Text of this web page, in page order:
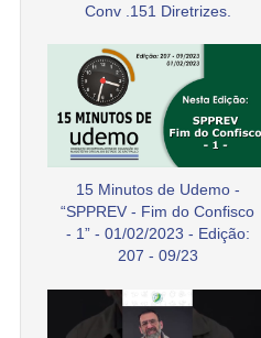
Conv .151 Diretrizes.
15 Minutos de Udemo -
“SPPREV - Fim do Confisco
- 1” - 01/02/2023 - Edição:
207 - 09/23